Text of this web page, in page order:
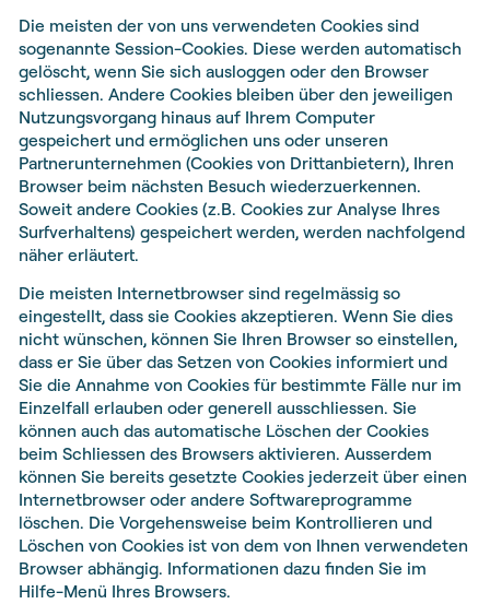
Die meisten der von uns verwendeten Cookies sind
sogenannte Session-Cookies. Diese werden automatisch
gelöscht, wenn Sie sich ausloggen oder den Browser
schliessen. Andere Cookies bleiben über den jeweiligen
Nutzungsvorgang hinaus auf Ihrem Computer
gespeichert und ermöglichen uns oder unseren
Partnerunternehmen (Cookies von Drittanbietern), Ihren
Browser beim nächsten Besuch wiederzuerkennen.
Soweit andere Cookies (z.B. Cookies zur Analyse Ihres
Surfverhaltens) gespeichert werden, werden nachfolgend
näher erläutert.
Die meisten Internetbrowser sind regelmässig so
eingestellt, dass sie Cookies akzeptieren. Wenn Sie dies
nicht wünschen, können Sie Ihren Browser so einstellen,
dass er Sie über das Setzen von Cookies informiert und
Sie die Annahme von Cookies für bestimmte Fälle nur im
Einzelfall erlauben oder generell ausschliessen. Sie
können auch das automatische Löschen der Cookies
beim Schliessen des Browsers aktivieren. Ausserdem
können Sie bereits gesetzte Cookies jederzeit über einen
Internetbrowser oder andere Softwareprogramme
löschen. Die Vorgehensweise beim Kontrollieren und
Löschen von Cookies ist von dem von Ihnen verwendeten
Browser abhängig. Informationen dazu finden Sie im
Hilfe-Menü Ihres Browsers.